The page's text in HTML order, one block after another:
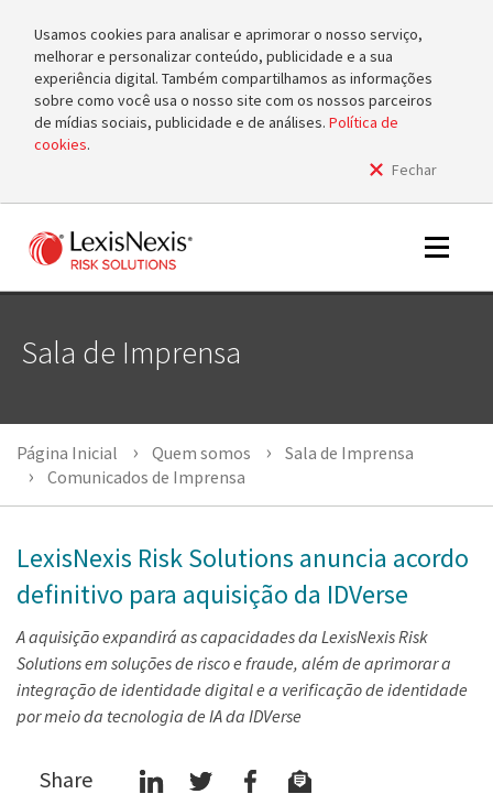
Usamos cookies para analisar e aprimorar o nosso serviço,
melhorar e personalizar conteúdo, publicidade e a sua
experiência digital. Também compartilhamos as informações
sobre como você usa o nosso site com os nossos parceiros
de mídias sociais, publicidade e de análises. Política de
cookies.
Fechar
Toggle
Sala de Imprensa
Página Inicial Quem somos
Sala de Imprensa
Comunicados de Imprensa
LexisNexis Risk Solutions anuncia acordo
definitivo para aquisição da IDVerse
A aquisição expandirá as capacidades da LexisNexis Risk
Solutions em soluções de risco e fraude, além de aprimorar a
integração de identidade digital e a verificação de identidade
por meio da tecnologia de IA da IDVerse
Share